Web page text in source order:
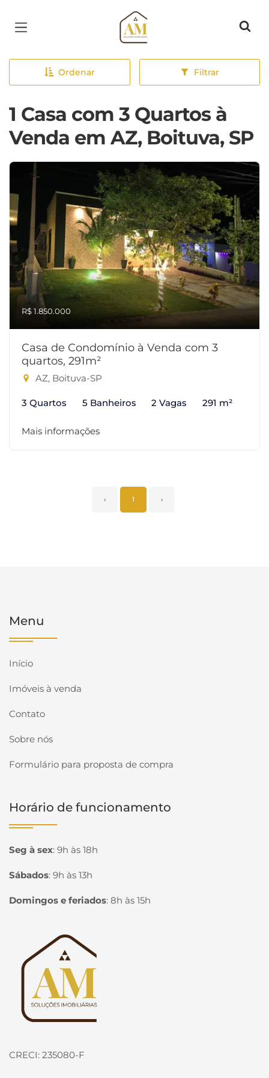
Página inicial
Ordenar Filtrar
1 Casa com 3 Quartos à
Venda em AZ, Boituva, SP
R$ 1.850.000
Casa de Condomínio à Venda com 3
quartos, 291m²
AZ, Boituva-SP
3 Quartos 5 Banheiros 2 Vagas 291 m²
Mais informações
‹ 1 ›
Menu
Início
Imóveis à venda
Contato
Sobre nós
Formulário para proposta de compra
Horário de funcionamento
Seg à sex: 9h às 18h
Sábados: 9h às 13h
Domingos e feriados: 8h às 15h
Página inicial
CRECI: 235080-F